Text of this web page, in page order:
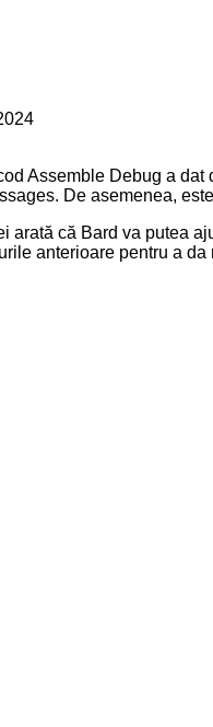
Assemble Debug a dat
De asemenea,
arată că Bard va putea
anterioare pentru a